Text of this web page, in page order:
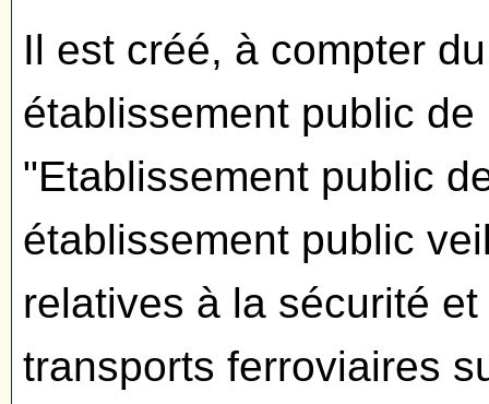
Il est créé, à compter
établissement public
"Etablissement public
établissement public
relatives à la sécurité
transports ferroviaires